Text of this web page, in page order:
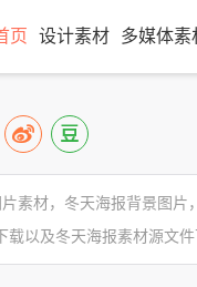
页 设计素材 多媒体素
素材，冬天海报背景图
载以及冬天海报素材源文